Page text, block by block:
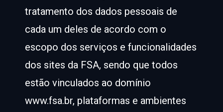
tratamento dos dados pessoais de
cada um deles de acordo com o
escopo dos serviços e funcionalidades
dos sites da FSA, sendo que todos
estão vinculados ao domínio
www.fsa.br, plataformas e ambientes